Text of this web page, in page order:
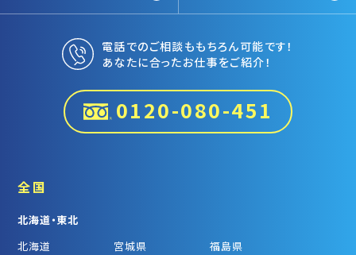
電話でのご相談ももちろん可能です！
あなたに合ったお仕事をご紹介！
0120-080-451
全国
北海道・東北
北海道
宮城県 福島県